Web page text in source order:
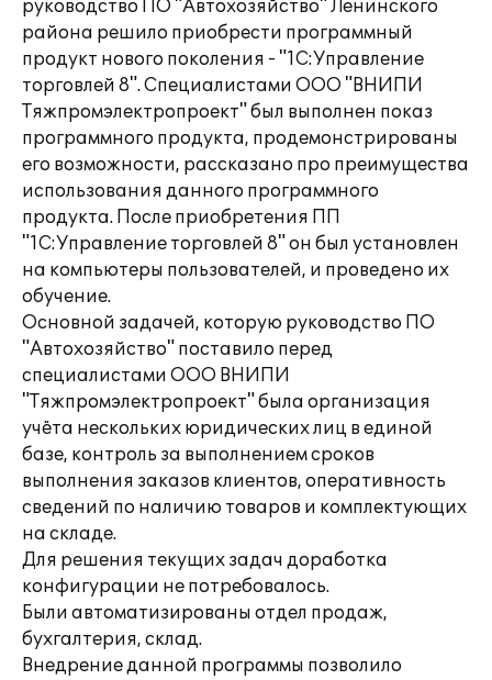
руководство ПО "Автохозяйство" Ленинского
района решило приобрести программный
продукт нового поколения - "1С:Управление
торговлей 8". Специалистами ООО "ВНИПИ
Тяжпромэлектропроект" был выполнен показ
программного продукта, продемонстрированы
его возможности, рассказано про преимущества
использования данного программного
продукта. После приобретения ПП
"1С:Управление торговлей 8" он был установлен
на компьютеры пользователей, и проведено их
обучение.
Основной задачей, которую руководство ПО
"Автохозяйство" поставило перед
специалистами ООО ВНИПИ
"Тяжпромэлектропроект" была организация
учёта нескольких юридических лиц в единой
базе, контроль за выполнением сроков
выполнения заказов клиентов, оперативность
сведений по наличию товаров и комплектующих
на складе.
Для решения текущих задач доработка
конфигурации не потребовалось.
Были автоматизированы отдел продаж,
бухгалтерия, склад.
Внедрение данной программы позволило